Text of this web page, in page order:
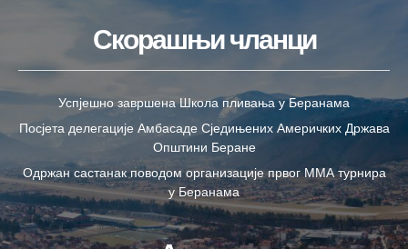
Скорашњи чланци
Успјешно завршена Школа пливања у Беранама
Посјета делегације Амбасаде Сједињених Америчких Држава
Општини Беране
Одржан састанак поводом организације првог ММА турнира
у Беранама